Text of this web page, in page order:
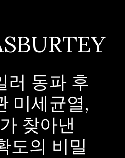
러 동파 후
미세균열,
찾아낸
도의 비밀